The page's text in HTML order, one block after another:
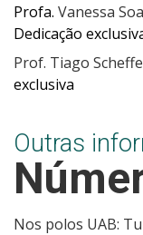
Profa. Vanessa
Dedicação
Prof. Tiago
exclusiva
Outras
Nos polos UAB: